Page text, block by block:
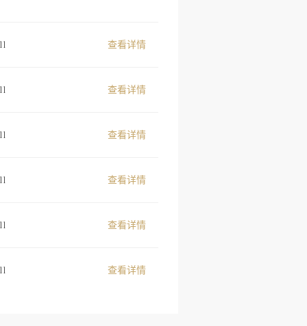
查看详情
查看详情
查看详情
查看详情
查看详情
查看详情